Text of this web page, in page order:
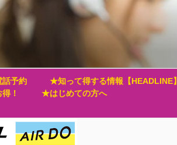
予約
★知って得する情報【HEADLINE】
！
★はじめての方へ